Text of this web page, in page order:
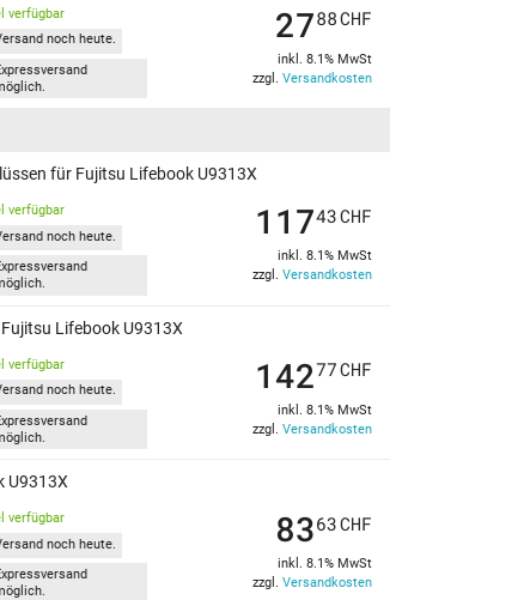
verfügbar
noch heute.
2788CHF
inkl. 8.1% MwSt
zzgl. Versandkosten
für Fujitsu Lifebook U9313X
verfügbar
noch heute.
11743CHF
inkl. 8.1% MwSt
zzgl. Versandkosten
Lifebook U9313X
verfügbar
noch heute.
14277CHF
inkl. 8.1% MwSt
zzgl. Versandkosten
U9313X
verfügbar
noch heute.
8363CHF
inkl. 8.1% MwSt
zzgl. Versandkosten